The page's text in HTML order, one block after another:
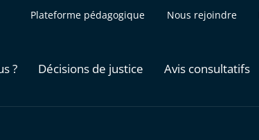
Plateforme pédagogique Nous rejoindre
? Décisions de justice Avis consultatifs